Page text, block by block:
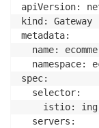
apiVersion:
kind: Gateway
metadata:
name:
namespace:
spec:
  selector:
istio:
  servers: